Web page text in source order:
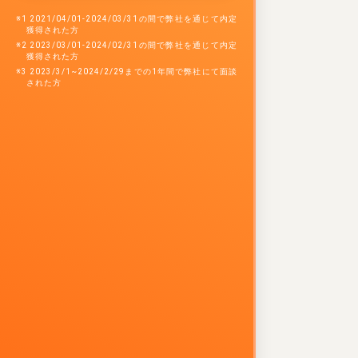
※1 2021/04/01-2024/03/31の間で弊社を通じて内定
獲得された方
※2 2023/03/01-2024/02/31の間で弊社を通じて内定
獲得された方
※3 2023/3/1~2024/2/29までの1年間で弊社にて面談
された方